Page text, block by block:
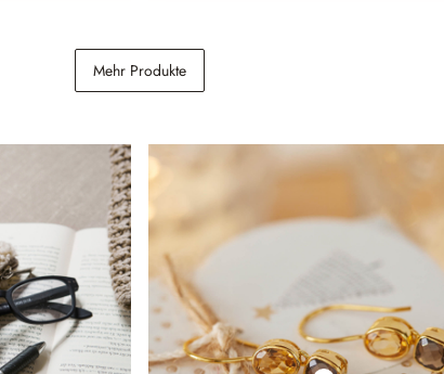
Windlicht 2er Set Sivalor
Mehr Produkte